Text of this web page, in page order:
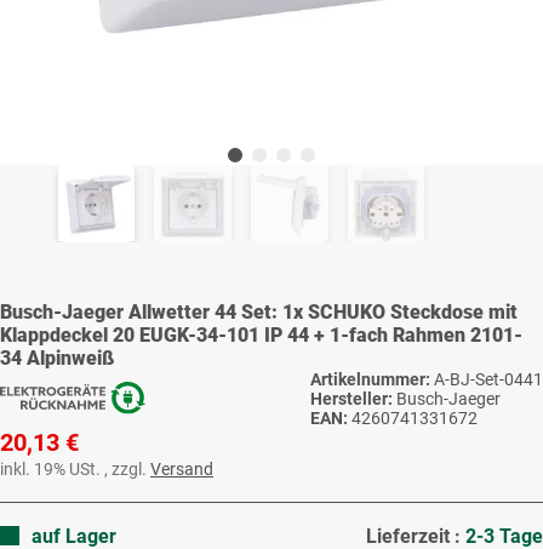
Busch-Jaeger Allwetter 44 Set: 1x SCHUKO Steckdose mit
Klappdeckel 20 EUGK-34-101 IP 44 + 1-fach Rahmen 2101-
34 Alpinweiß
Artikelnummer: A-BJ-Set-0441
Hersteller: Busch-Jaeger
EAN: 4260741331672
20,13 €
inkl. 19% USt. , zzgl. Versand
auf Lager Lieferzeit : 2-3 Tage